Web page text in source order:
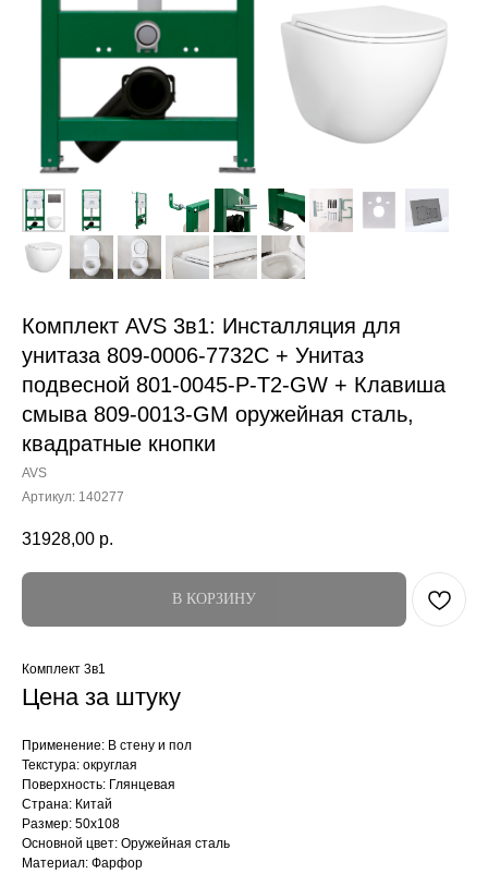
Комплект AVS 3в1: Инсталляция для
унитаза 809-0006-7732C + Унитаз
подвесной 801-0045-P-T2-GW + Клавиша
смыва 809-0013-GM оружейная сталь,
квадратные кнопки
AVS
Артикул: 140277
31928,00 р.
В КОРЗИНУ
Комплект 3в1
Цена за штуку
Применение: В стену и пол
Текстура: округлая
Поверхность: Глянцевая
Страна: Китай
Размер: 50x108
Основной цвет: Оружейная сталь
Материал: Фарфор